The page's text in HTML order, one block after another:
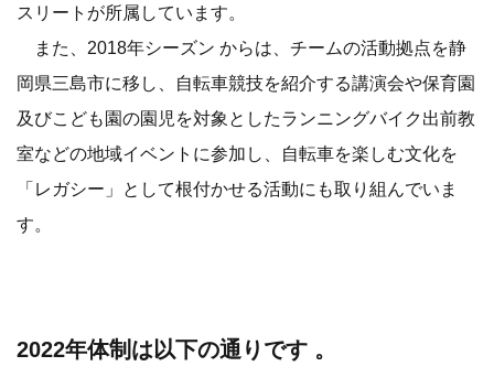
スリートが所属しています。
また、2018年シーズン からは、チームの活動拠点を静
岡県三島市に移し、自転車競技を紹介する講演会や保育園
及びこども園の園児を対象としたランニングバイク出前教
室などの地域イベントに参加し、自転車を楽しむ文化を
「レガシー」として根付かせる活動にも取り組んでいま
す。
2022年体制は以下の通りです 。